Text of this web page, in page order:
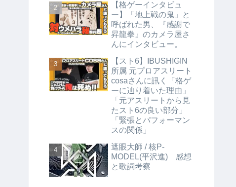
【格ゲーインタビュ
ー】「地上戦の鬼」と
呼ばれた男、『感謝で
昇龍拳』のカメラ屋さ
んにインタビュー。
【スト6】IBUSHIGIN
所属 元プロアスリート
cosaさんに訊く「格ゲ
ーに辿り着いた理由」
「元アスリートから見
たスト6の良い部分」
「緊張とパフォーマン
スの関係」
遮眼大師 / 核P-
MODEL(平沢進) 感想
と歌詞考察